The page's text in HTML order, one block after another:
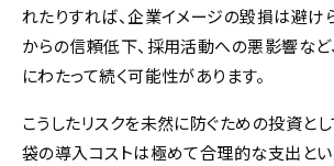
れたりすれば、企業イメージの毀損は避け
からの信頼低下、採用活動への悪影響など
にわたって続く可能性があります。
こうしたリスクを未然に防ぐための投資と
袋の導入コストは極めて合理的な支出とい